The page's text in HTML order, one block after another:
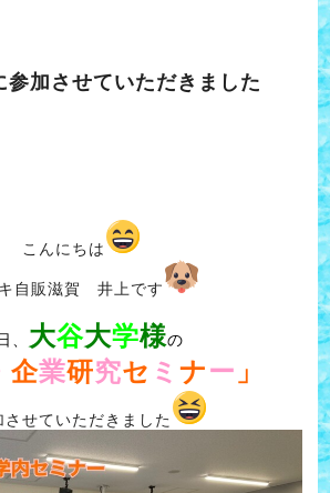
参加させていただきました
こんにちは
自販滋賀 井上です
、 大谷大学様の
企業研究セ ミ ナー 」
させていただきました